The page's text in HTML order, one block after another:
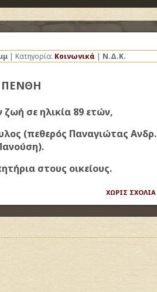
| Κατηγορία: Κοινωνικά | Ν.Δ.Κ.
ΠΕΝΘΗ
σε ηλικία 89 ετών,
(πεθερός Παναγιώτας Ανδρ.
στους οικείους.
ΧΩΡΙΣ ΣΧΟΛΙΑ